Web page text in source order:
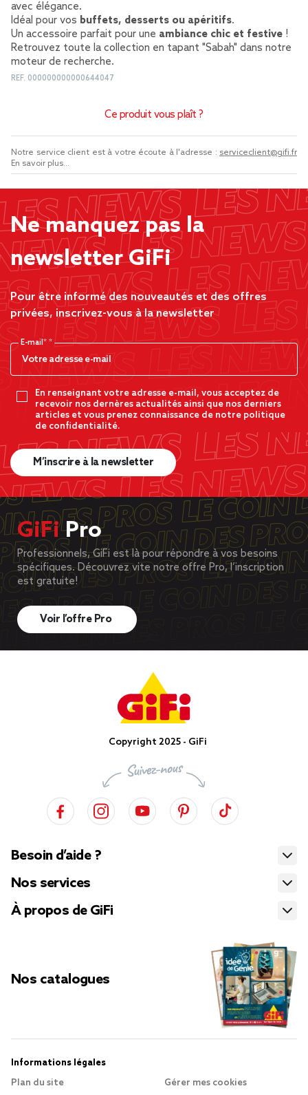
avec élégance.
Idéal pour vos buffets, desserts ou apéritifs.
Un accessoire parfait pour une ambiance chic et festive !
Retrouvez toute la collection en tapant "Sabah" dans notre
moteur de recherche.
REF. 000000000000644047
Ce produit vous plaît ?
Notre service client est à votre écoute à l'adresse : serviceclient@gifi.fr
En savoir plus...
Ne manquez pas la
newsletter GiFi
Pour être informé des nouveautés et des offres
privées, inscrivez-vous à la newsletter
E-mail*
En renseignant votre adresse e-mail, vous acceptez de
recevoir nos dernères actualités ainsi que nos derniers
articles et vous prenez connaissance de notre politique
de confidentialité.
M’inscrire à la newsletter
GiFiPro
Professionnels, GiFi est là pour répondre à vos besoins
spécifiques. Découvrez vite notre offre Pro, l’inscription
est gratuite!
Voir l’offre Pro
Copyright 2025 - GiFi
Besoin d’aide ?
Nos services
À propos de GiFi
Nos catalogues
Informations légales
Plan du site
Gérer mes cookies